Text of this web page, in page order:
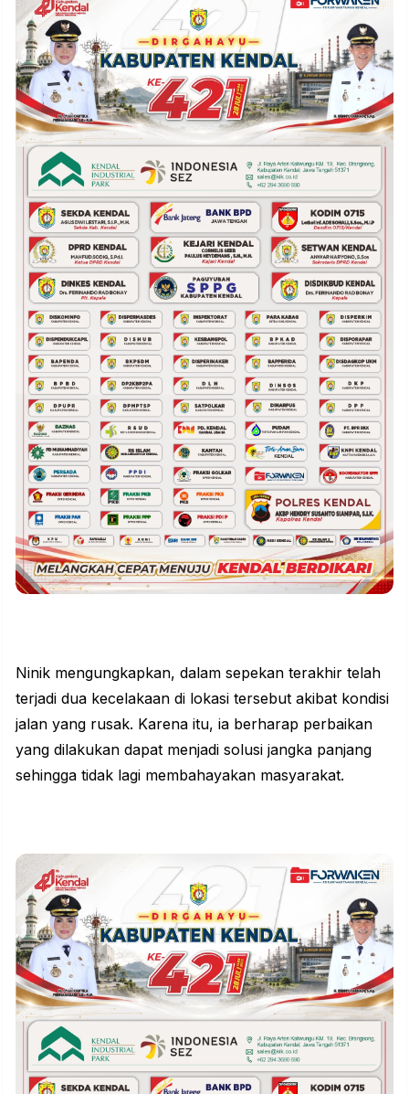
Ninik mengungkapkan, dalam sepekan terakhir telah
terjadi dua kecelakaan di lokasi tersebut akibat kondisi
jalan yang rusak. Karena itu, ia berharap perbaikan
yang dilakukan dapat menjadi solusi jangka panjang
sehingga tidak lagi membahayakan masyarakat.